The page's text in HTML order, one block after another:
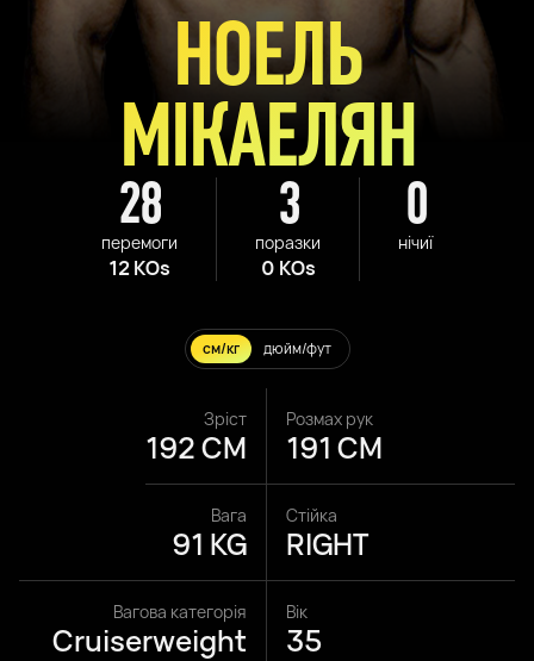
28
перемоги
12 KOs
3
поразки
0 KOs
0
нічиї
НОЕЛЬ
МІКАЕЛЯН
см/кг дюйм/фут
Зріст
192 CM
Розмах рук
191 CM
Вага
91 KG
Стійка
RIGHT
Вагова категорія
Cruiserweight
Вік
35